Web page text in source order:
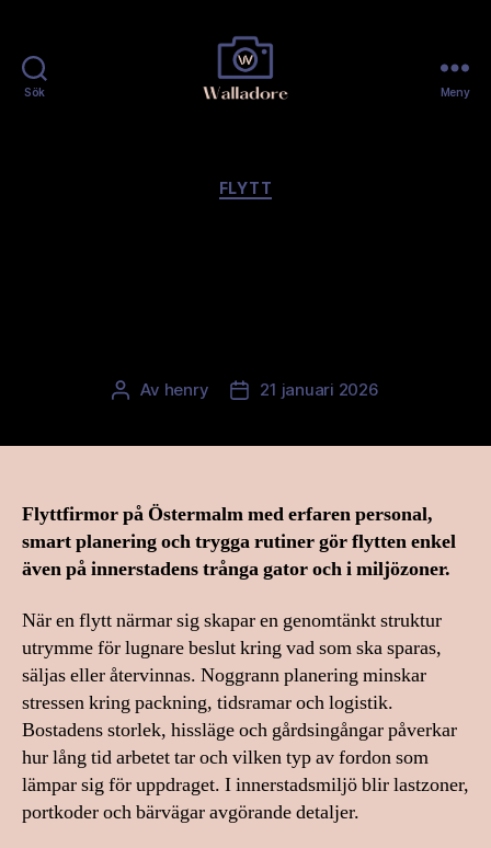
Sök Meny
Kategorier
FLYTT
Inläggsförfattare
Av henry Inläggsdatum
21 januari 2026
Flyttfirmor på Östermalm med erfaren personal,
smart planering och trygga rutiner gör flytten enkel
även på innerstadens trånga gator och i miljözoner.
När en flytt närmar sig skapar en genomtänkt struktur
utrymme för lugnare beslut kring vad som ska sparas,
säljas eller återvinnas. Noggrann planering minskar
stressen kring packning, tidsramar och logistik.
Bostadens storlek, hissläge och gårdsingångar påverkar
hur lång tid arbetet tar och vilken typ av fordon som
lämpar sig för uppdraget. I innerstadsmiljö blir lastzoner,
portkoder och bärvägar avgörande detaljer.